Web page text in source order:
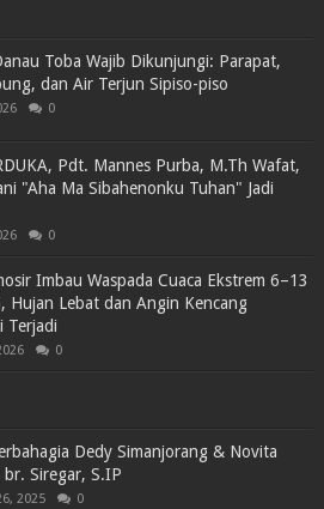
Toba Wajib Dikunjungi: Parapat,
dan Air Terjun Sipiso-piso
0
Pdt. Mannes Purba, M.Th Wafat,
"Aha Ma Sibahenonku Tuhan" Jadi
0
Imbau Waspada Cuaca Ekstrem 6–13
Hujan Lebat dan Angin Kencang
Terjadi
0
Dedy Simanjorang & Novita
br. Siregar, S.IP
2025 0